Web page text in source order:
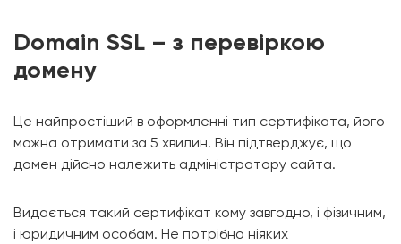
Domain SSL – з перевіркою
домену
Це найпростіший в оформленні тип сертифіката, його
можна отримати за 5 хвилин. Він підтверджує, що
домен дійсно належить адміністратору сайта.
Видається такий сертифікат кому завгодно, і фізичним,
і юридичним особам. Не потрібно ніяких